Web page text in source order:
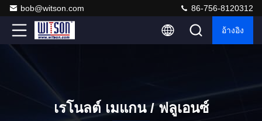
bob@witson.com 86-756-8120312
อ้างอิง
เรโนลต์ เมแกน / ฟลูเอนซ์